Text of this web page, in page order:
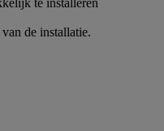
te installeren
de installatie.